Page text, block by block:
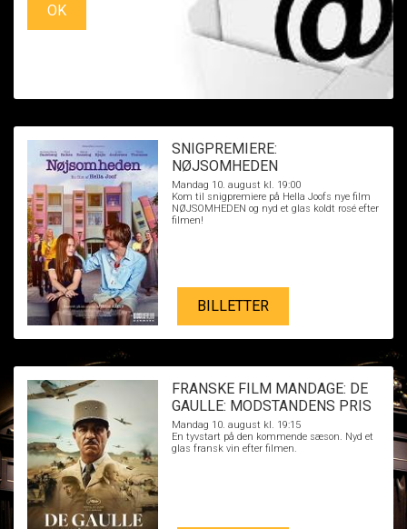
OK
SNIGPREMIERE:
NØJSOMHEDEN
Mandag 10. august kl. 19:00
Kom til snigpremiere på Hella Joofs nye film
NØJSOMHEDEN og nyd et glas koldt rosé efter
filmen!
BILLETTER
FRANSKE FILM MANDAGE: DE
GAULLE: MODSTANDENS PRIS
Mandag 10. august kl. 19:15
En tyvstart på den kommende sæson. Nyd et
glas fransk vin efter filmen.